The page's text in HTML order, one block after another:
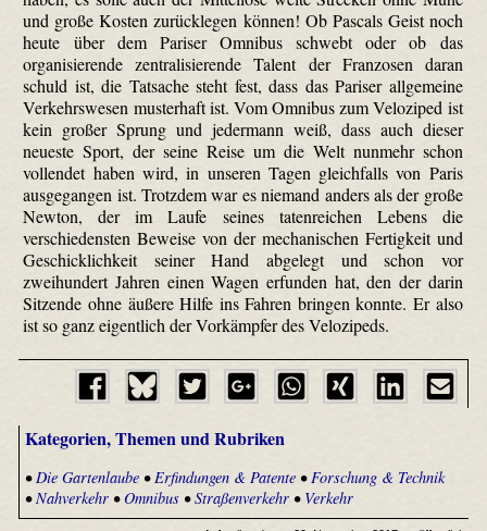
und große Kosten zurücklegen können! Ob Pascals Geist noch
heute über dem Pariser Omnibus schwebt oder ob das
organisierende zentralisierende Talent der Franzosen daran
schuld ist, die Tatsache steht fest, dass das Pariser allgemeine
Verkehrswesen musterhaft ist. Vom Omnibus zum Veloziped ist
kein großer Sprung und jedermann weiß, dass auch dieser
neueste Sport, der seine Reise um die Welt nunmehr schon
vollendet haben wird, in unseren Tagen gleichfalls von Paris
ausgegangen ist. Trotzdem war es niemand anders als der große
Newton, der im Laufe seines taten­reichen Lebens die
verschiedensten Beweise von der mechanischen Fertigkeit und
Geschicklichkeit seiner Hand abgelegt und schon vor
zweihundert Jahren einen Wagen erfunden hat, den der darin
Sitzende ohne äußere Hilfe ins Fahren bringen konnte. Er also
ist so ganz eigentlich der Vorkämpfer des Velozipeds.
Kategorien, Themen und Rubriken
• Die Gartenlaube• Erfindungen & Patente• Forschung & Technik
•Nahverkehr•Omnibus•Straßenverkehr• Verkehr